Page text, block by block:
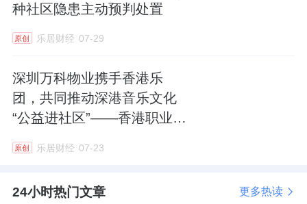
种社区隐患主动预判处置
原创 乐居财经 07-29
深圳万科物业携手香港乐
团，共同推动深港音乐文化
“公益进社区”——香港职业交
正式落地深圳
原创 乐居财经 07-23
24小时热门文章 更多热读